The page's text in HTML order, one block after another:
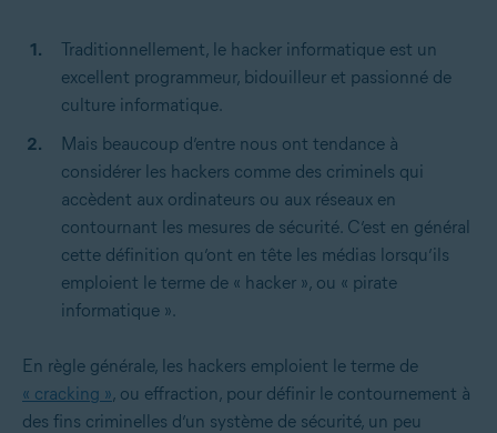
Traditionnellement, le hacker informatique est un
excellent programmeur, bidouilleur et passionné de
culture informatique.
Mais beaucoup d’entre nous ont tendance à
considérer les hackers comme des criminels qui
accèdent aux ordinateurs ou aux réseaux en
contournant les mesures de sécurité. C’est en général
cette définition qu’ont en tête les médias lorsqu’ils
emploient le terme de « hacker », ou « pirate
informatique ».
En règle générale, les hackers emploient le terme de
« cracking », ou effraction, pour définir le contournement à
des fins criminelles d’un système de sécurité, un peu